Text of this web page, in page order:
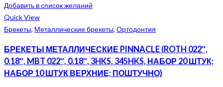
Добавить в список желаний
Quick View
Брекеты, Металлические брекеты, Ортодонтия
БРЕКЕТЫ МЕТАЛЛИЧЕСКИЕ PINNACLE (ROTH 022″,
0.18″, MBT 022″, 0.18″, 3HKS, 345HKS, НАБОР 20 ШТУК;
НАБОР 10 ШТУК ВЕРХНИЕ; ПОШТУЧНО)